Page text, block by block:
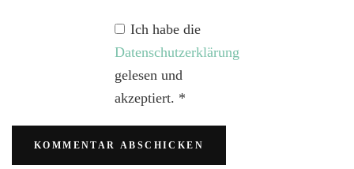
Ich habe die
Datenschutzerklärung
gelesen und
akzeptiert. *